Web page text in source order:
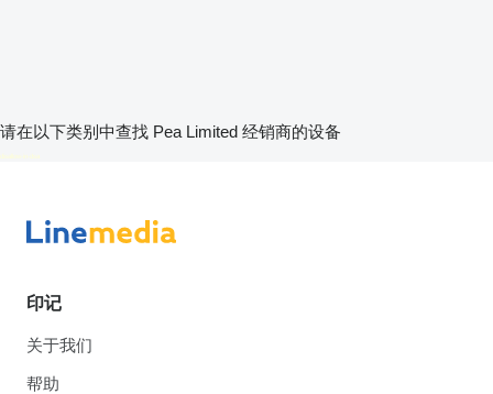
请在以下类别中查找 Pea Limited 经销商的设备
disallow-in-dsa
印记
关于我们
帮助